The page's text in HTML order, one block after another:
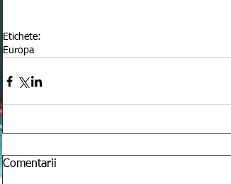
Etichete:
Europa
Comentarii